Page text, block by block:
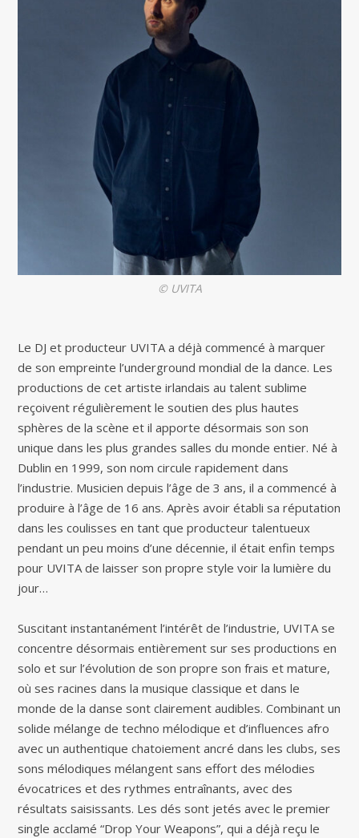
© UVITA
Le DJ et producteur UVITA a déjà commencé à marquer
de son empreinte l’underground mondial de la dance. Les
productions de cet artiste irlandais au talent sublime
reçoivent régulièrement le soutien des plus hautes
sphères de la scène et il apporte désormais son son
unique dans les plus grandes salles du monde entier. Né à
Dublin en 1999, son nom circule rapidement dans
l’industrie. Musicien depuis l’âge de 3 ans, il a commencé à
produire à l’âge de 16 ans. Après avoir établi sa réputation
dans les coulisses en tant que producteur talentueux
pendant un peu moins d’une décennie, il était enfin temps
pour UVITA de laisser son propre style voir la lumière du
jour…
Suscitant instantanément l’intérêt de l’industrie, UVITA se
concentre désormais entièrement sur ses productions en
solo et sur l’évolution de son propre son frais et mature,
où ses racines dans la musique classique et dans le
monde de la danse sont clairement audibles. Combinant un
solide mélange de techno mélodique et d’influences afro
avec un authentique chatoiement ancré dans les clubs, ses
sons mélodiques mélangent sans effort des mélodies
évocatrices et des rythmes entraînants, avec des
résultats saisissants. Les dés sont jetés avec le premier
single acclamé “Drop Your Weapons”, qui a déjà reçu le